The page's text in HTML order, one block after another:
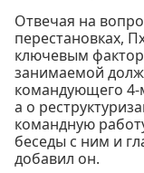
Отвечая на
перестановках,
ключевым
занимаемой
командующего
а о
командную
беседы с ним и
добавил он.